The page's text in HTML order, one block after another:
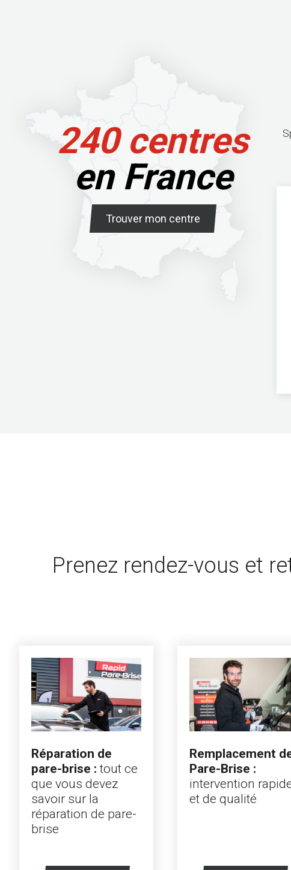
240 centres
en France
Trouver mon centre
Prenez rendez-vous et
Réparation de
pare-brise :tout ce
que vous devez
savoir sur la
réparation de pare-
brise
Remplacement
Pare-Brise :
intervention
et de qualité